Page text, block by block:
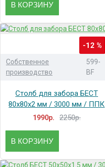
В КОРЗИНУ
-12 %
Собственное
производство
599-
BF
Столб для забора БЕСТ
80x80x2 мм / 3000 мм / ППК
1990р. 2250р.
В КОРЗИНУ